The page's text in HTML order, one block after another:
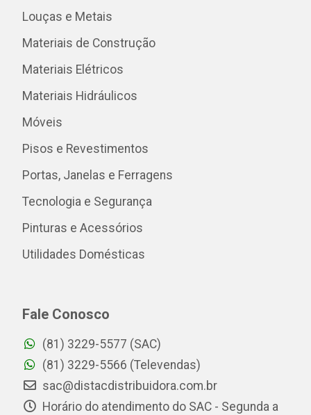
Louças e Metais
Materiais de Construção
Materiais Elétricos
Materiais Hidráulicos
Móveis
Pisos e Revestimentos
Portas, Janelas e Ferragens
Tecnologia e Segurança
Pinturas e Acessórios
Utilidades Domésticas
Fale Conosco
(81) 3229-5577 (SAC)
(81) 3229-5566 (Televendas)
sac@distacdistribuidora.com.br
Horário do atendimento do SAC - Segunda a